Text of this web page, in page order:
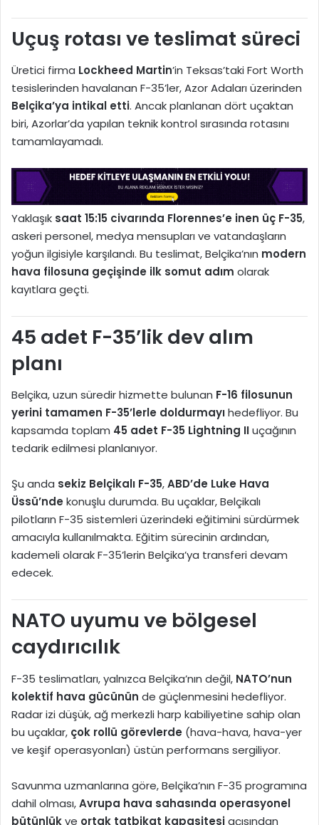
Uçuş rotası ve teslimat süreci
Üretici firma Lockheed Martin’in Teksas’taki Fort Worth
tesislerinden havalanan F-35’ler, Azor Adaları üzerinden
Belçika’ya intikal etti. Ancak planlanan dört uçaktan
biri, Azorlar’da yapılan teknik kontrol sırasında rotasını
tamamlayamadı.
Yaklaşık saat 15:15 civarında Florennes’e inen üç F-35,
askeri personel, medya mensupları ve vatandaşların
yoğun ilgisiyle karşılandı. Bu teslimat, Belçika’nın modern
hava filosuna geçişinde ilk somut adım olarak
kayıtlara geçti.
45 adet F-35’lik dev alım
planı
Belçika, uzun süredir hizmette bulunan F-16 filosunun
yerini tamamen F-35’lerle doldurmayıhedefliyor. Bu
kapsamda toplam 45 adet F-35 Lightning IIuçağının
tedarik edilmesi planlanıyor.
Şu anda sekiz Belçikalı F-35,ABD’de Luke Hava
Üssü’ndekonuşlu durumda. Bu uçaklar, Belçikalı
pilotların F-35 sistemleri üzerindeki eğitimini sürdürmek
amacıyla kullanılmakta. Eğitim sürecinin ardından,
kademeli olarak F-35’lerin Belçika’ya transferi devam
edecek.
NATO uyumu ve bölgesel
caydırıcılık
F-35 teslimatları, yalnızca Belçika’nın değil, NATO’nun
kolektif hava gücünün de güçlenmesini hedefliyor.
Radar izi düşük, ağ merkezli harp kabiliyetine sahip olan
bu uçaklar, çok rollü görevlerde (hava-hava, hava-yer
ve keşif operasyonları) üstün performans sergiliyor.
Savunma uzmanlarına göre, Belçika’nın F-35 programına
dahil olması,Avrupa hava sahasında operasyonel
bütünlükve ortak tatbikat kapasitesiaçısından